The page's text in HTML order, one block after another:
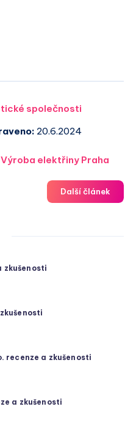
společnosti
20.6.2024
Výroba elektřiny Praha
Další článek
zkušenosti
recenze a zkušenosti
a zkušenosti